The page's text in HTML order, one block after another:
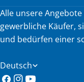
Alle unsere
gewerbliche Käufer,
und bedürfen einer
S
Deutsch
Facebook
Instagram
YouTube